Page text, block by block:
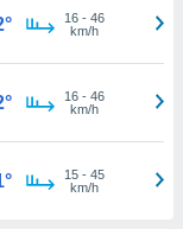
16- 46
km/h
16- 46
km/h
15- 45
km/h